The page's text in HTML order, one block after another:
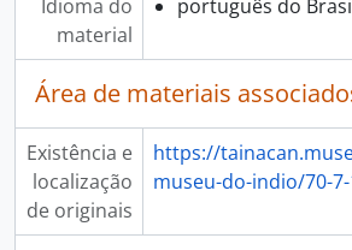
Idioma do
material
português do
Área de materiais
Existência e
localização
de originais
https://
museu-do-indio/70-